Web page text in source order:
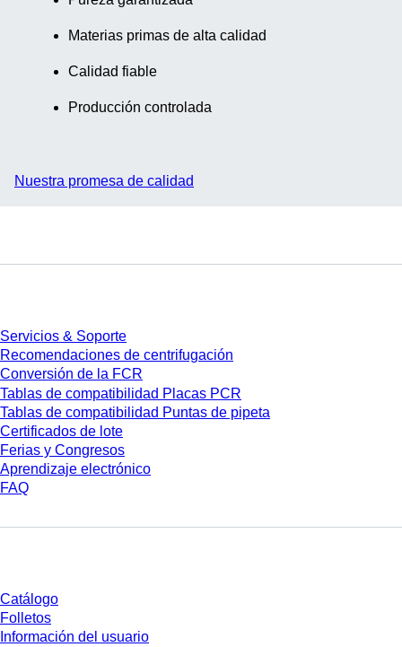
Materias primas de alta calidad
Calidad fiable
Producción controlada
Nuestra promesa de calidad
Servicios & Soporte
Recomendaciones de centrifugación
Conversión de la FCR
Tablas de compatibilidad Placas PCR
Tablas de compatibilidad Puntas de pipeta
Certificados de lote
Ferias y Congresos
Aprendizaje electrónico
FAQ
Catálogo
Folletos
Información del usuario